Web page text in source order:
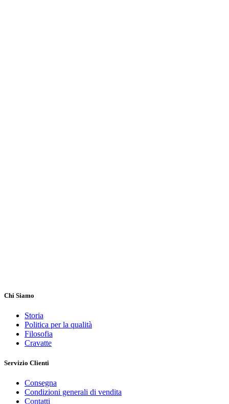
Chi Siamo
Storia
Politica per la qualità
Filosofia
Cravatte
Servizio Clienti
Consegna
Condizioni generali di vendita
Contatti